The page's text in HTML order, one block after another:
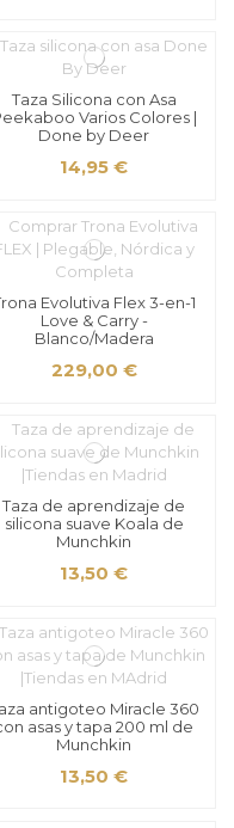
Taza Silicona con Asa
Varios Colores |
Done by Deer
14,95 €
Evolutiva Flex 3-en-1
Love & Carry -
Blanco/Madera
229,00 €
Taza de aprendizaje de
silicona suave Koala de
Munchkin
13,50 €
antigoteo Miracle 360
asas y tapa 200 ml de
Munchkin
13,50 €